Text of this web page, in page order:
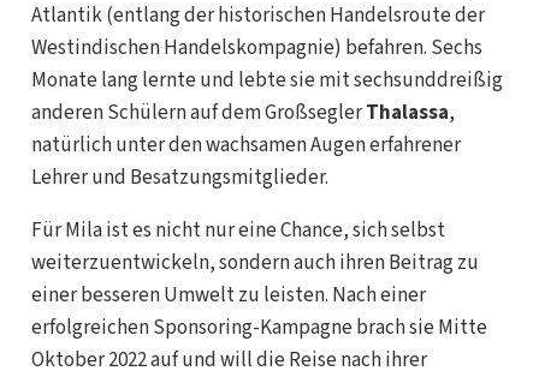
Atlantik (entlang der historischen Handelsroute der
Westindischen Handelskompagnie) befahren. Sechs
Monate lang lernte und lebte sie mit sechsunddreißig
anderen Schülern auf dem GroßseglerThalassa,
natürlich unter den wachsamen Augen erfahrener
Lehrer und Besatzungsmitglieder.
Für Mila ist es nicht nur eine Chance, sich selbst
weiterzuentwickeln, sondern auch ihren Beitrag zu
einer besseren Umwelt zu leisten. Nach einer
erfolgreichen Sponsoring-Kampagne brach sie Mitte
Oktober 2022 auf und will die Reise nach ihrer